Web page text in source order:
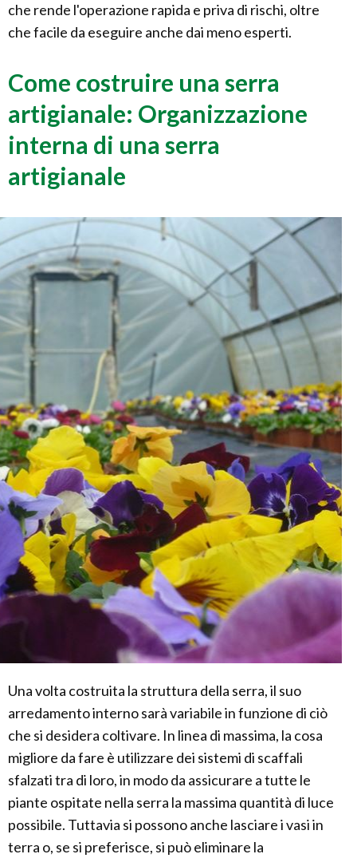
che rende l'operazione rapida e priva di rischi, oltre
che facile da eseguire anche dai meno esperti.
Come costruire una serra
artigianale: Organizzazione
interna di una serra
artigianale
Una volta costruita la struttura della serra, il suo
arredamento interno sarà variabile in funzione di ciò
che si desidera coltivare. In linea di massima, la cosa
migliore da fare è utilizzare dei sistemi di scaffali
sfalzati tra di loro, in modo da assicurare a tutte le
piante ospitate nella serra la massima quantità di luce
possibile. Tuttavia si possono anche lasciare i vasi in
terra o, se si preferisce, si può eliminare la